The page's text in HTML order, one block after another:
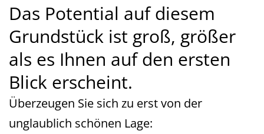
Das Potential auf diesem
Grundstück ist groß, größer
als es Ihnen auf den ersten
Blick erscheint.
Überzeugen Sie sich zu erst von der
unglaublich schönen Lage: